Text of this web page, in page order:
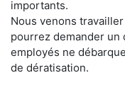
importants.
Nous venons
pourrez demander un
employés ne
de dératisation.